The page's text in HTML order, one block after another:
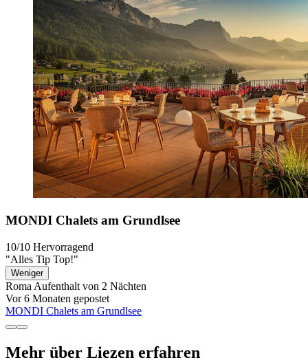
MONDI Chalets am Grundlsee
10/10 Hervorragend
"Alles Tip Top!"
Weniger
Roma Aufenthalt von 2 Nächten
Vor 6 Monaten gepostet
MONDI Chalets am Grundlsee
Mehr über Liezen erfahren